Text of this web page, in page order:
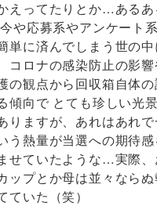
えってたりとか…あるあ
や応募系やアンケート
単に済んでしまう世の中
コロナの感染防止の影
の観点から回収箱自体
傾向で とても珍しい光
りますが、あれはあれで
う熱量が当選への期待感
せていたような…実際、
ップとか母は並々ならぬ
ていた（笑）